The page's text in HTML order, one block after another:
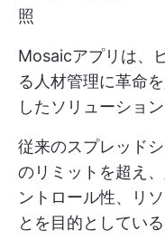
照
Mosaicアプリは、
る人材管理に革命
したソリューション
従来のスプレッド
のリミットを超え
ントロール性、リ
とを目的としている